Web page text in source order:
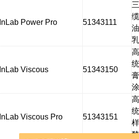
InLab Power Pro 51343111
缆
InLab Viscous 51343150
统
InLab Viscous Pro 51343151
统